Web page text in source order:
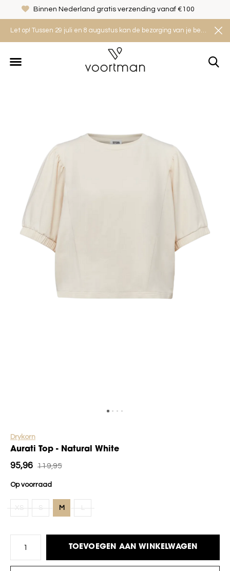
Let op! Tussen 29 juli en 8 augustus kan de bezorging van je bestelling iets langer duren. Houd rekening met een levertijd van 2 tot 4 werkdagen.
Binnen Nederland gratis verzending vanaf €100
Drykorn
Aurati Top - Natural White
95,96 119,95
Op voorraad
XS S M L
TOEVOEGEN AAN WINKELWAGEN